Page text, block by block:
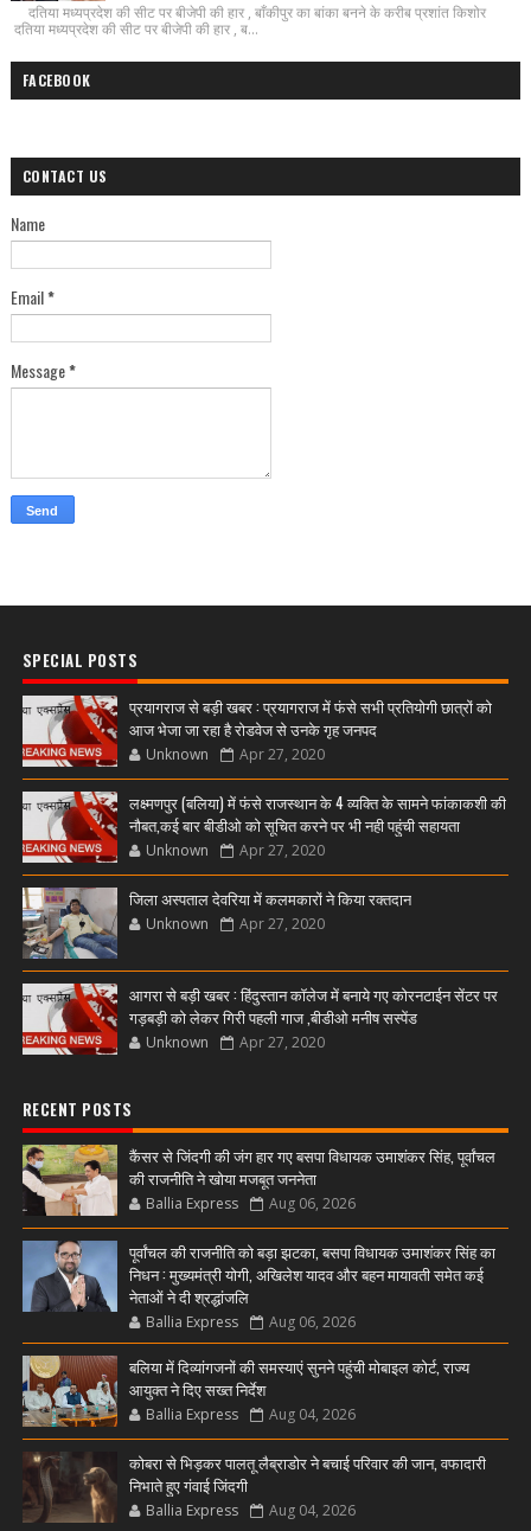
दतिया मध्यप्रदेश की सीट पर बीजेपी की हार , बाँकीपुर का बांका बनने के करीब प्रशांत किशोर
दतिया मध्यप्रदेश की सीट पर बीजेपी की हार , ब...
FACEBOOK
CONTACT US
Name
Email*
Message*
SPECIAL POSTS
प्रयागराज से बड़ी खबर : प्रयागराज में फंसे सभी प्रतियोगी छात्रों को
आज भेजा जा रहा है रोडवेज से उनके गृह जनपद
Unknown Apr 27, 2020
लक्ष्मणपुर (बलिया) में फंसे राजस्थान के 4 व्यक्ति के सामने फांकाकशी की
नौबत,कई बार बीडीओ को सूचित करने पर भी नही पहुंची सहायता
Unknown Apr 27, 2020
जिला अस्पताल देवरिया में कलमकारों ने किया रक्तदान
Unknown Apr 27, 2020
आगरा से बड़ी खबर : हिंदुस्तान कॉलेज में बनाये गए कोरनटाईन सेंटर पर
गड़बड़ी को लेकर गिरी पहली गाज ,बीडीओ मनीष सस्पेंड
Unknown Apr 27, 2020
RECENT POSTS
कैंसर से जिंदगी की जंग हार गए बसपा विधायक उमाशंकर सिंह, पूर्वांचल
की राजनीति ने खोया मजबूत जननेता
Ballia Express Aug 06, 2026
पूर्वांचल की राजनीति को बड़ा झटका, बसपा विधायक उमाशंकर सिंह का
निधन : मुख्यमंत्री योगी, अखिलेश यादव और बहन मायावती समेत कई
नेताओं ने दी श्रद्धांजलि
Ballia Express Aug 06, 2026
बलिया में दिव्यांगजनों की समस्याएं सुनने पहुंची मोबाइल कोर्ट, राज्य
आयुक्त ने दिए सख्त निर्देश
Ballia Express Aug 04, 2026
कोबरा से भिड़कर पालतू लैब्राडोर ने बचाई परिवार की जान, वफादारी
निभाते हुए गंवाई जिंदगी
Ballia Express Aug 04, 2026